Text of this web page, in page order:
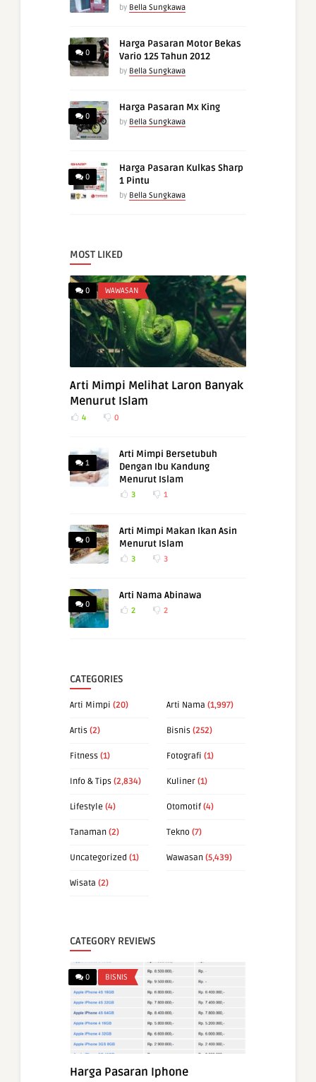
by Bella Sungkawa
0
Harga Pasaran Motor Bekas
Vario 125 Tahun 2012
by Bella Sungkawa
0
Harga Pasaran Mx King
by Bella Sungkawa
0
Harga Pasaran Kulkas Sharp
1 Pintu
by Bella Sungkawa
MOST LIKED
0 WAWASAN
Arti Mimpi Melihat Laron Banyak
Menurut Islam
4 0
1
Arti Mimpi Bersetubuh
Dengan Ibu Kandung
Menurut Islam
3 1
0
Arti Mimpi Makan Ikan Asin
Menurut Islam
3 3
0
Arti Nama Abinawa
2 2
CATEGORIES
Arti Mimpi (20) Arti Nama (1,997)
Artis (2) Bisnis (252)
Fitness (1) Fotografi (1)
Info & Tips (2,834) Kuliner (1)
Lifestyle (4) Otomotif (4)
Tanaman (2) Tekno (7)
Uncategorized (1) Wawasan (5,439)
Wisata (2)
CATEGORY REVIEWS
0 BISNIS
Harga Pasaran Iphone